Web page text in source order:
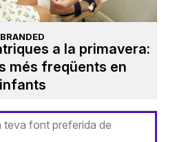
BRANDED
a la primavera:
més freqüents en
infants
teva font preferida de